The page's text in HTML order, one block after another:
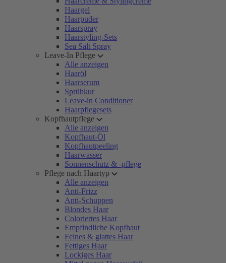
Haargel
Haarpuder
Haarspray
Haarstyling-Sets
Sea Salt Spray
Leave-In Pflege
Alle anzeigen
Haaröl
Haarserum
Sprühkur
Leave-in Conditioner
Haarpflegesets
Kopfhautpflege
Alle anzeigen
Kopfhaut-Öl
Kopfhautpeeling
Haarwasser
Sonnenschutz & -pflege
Pflege nach Haartyp
Alle anzeigen
Anti-Frizz
Anti-Schuppen
Blondes Haar
Coloriertes Haar
Empfindliche Kopfhaut
Feines & glattes Haar
Fettiges Haar
Lockiges Haar